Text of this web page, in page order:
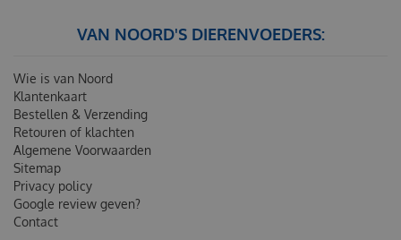
VAN NOORD'S DIERENVOEDERS:
Wie is van Noord
Klantenkaart
Bestellen & Verzending
Retouren of klachten
Algemene Voorwaarden
Sitemap
Privacy policy
Google review geven?
Contact